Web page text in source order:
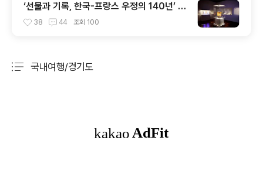
‘선물과 기록, 한국-프랑스 우정의 140년’ 특
별전, 국립고궁박물관
38 44 조회 100
국내여행/경기도